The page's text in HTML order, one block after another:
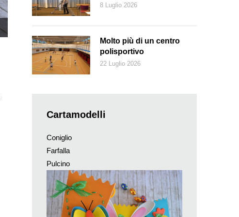
8 Luglio 2026
Molto più di un centro
polisportivo
22 Luglio 2026
Cartamodelli
Coniglio
Farfalla
Pulcino